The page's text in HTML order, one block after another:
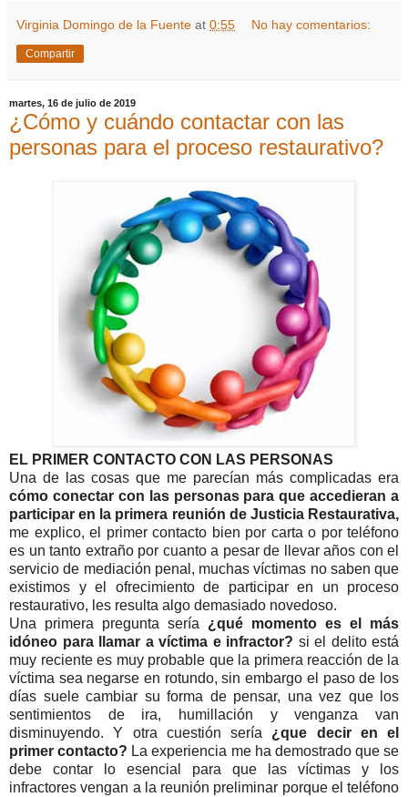
Virginia Domingo de la Fuente at 0:55 No hay comentarios:
Compartir
martes, 16 de julio de 2019
¿Cómo y cuándo contactar con las
personas para el proceso restaurativo?
EL PRIMER CONTACTO CON LAS PERSONAS
Una de las cosas que me parecían más complicadas era
cómo conectar con las personas para que accedieran a
participar en la primera reunión de Justicia Restaurativa,
me explico, el primer contacto bien por carta o por teléfono
es un tanto extraño por cuanto a pesar de llevar años con el
servicio de mediación penal, muchas víctimas no saben que
existimos y el ofrecimiento de participar en un proceso
restaurativo, les resulta algo demasiado novedoso.
Una primera pregunta sería ¿qué momento es el más
idóneo para llamar a víctima e infractor? si el delito está
muy reciente es muy probable que la primera reacción de la
víctima sea negarse en rotundo, sin embargo el paso de los
días suele cambiar su forma de pensar, una vez que los
sentimientos de ira, humillación y venganza van
disminuyendo. Y otra cuestión sería ¿que decir en el
primer contacto? La experiencia me ha demostrado que se
debe contar lo esencial para que las víctimas y los
infractores vengan a la reunión preliminar porque el teléfono